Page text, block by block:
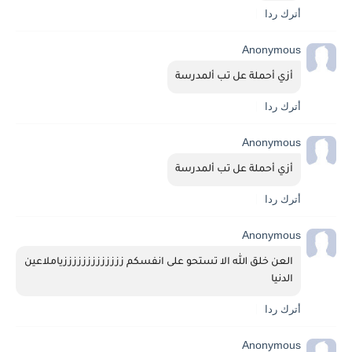
أترك ردا
Anonymous
أزي أحملة عل تب ألمدرسة
أترك ردا
Anonymous
أزي أحملة عل تب ألمدرسة
أترك ردا
Anonymous
الدنيا
أترك ردا
Anonymous